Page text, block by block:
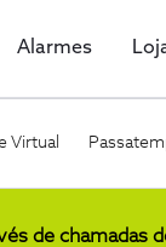
Alarmes
Virtual
de chamadas